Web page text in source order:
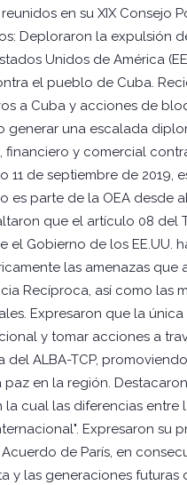
en su XIX
Deploraron la
Unidos de América
el pueblo de Cuba.
a Cuba y acciones de
una escalada
y comercial
11 de septiembre de
es parte de la OEA
que el artículo 08
el Gobierno de los
las amenazas
Recíproca, así como
Expresaron que la
y tomar acciones a
del ALBA-TCP,
en la región.
la cual las diferencias
Expresaron
de París, en
y las generaciones